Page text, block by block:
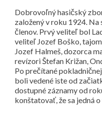
Dobrovoľný hasičský
založený v roku 1924.
členov. Prvý veliteľ bol
veliteľ Jozef Boško,
Jozef Halmeš, dozorca
revízori Štefan Križan,
Po prečítané
boli vedené iste od
dostupné záznamy od
konštatovať, že sa jedná